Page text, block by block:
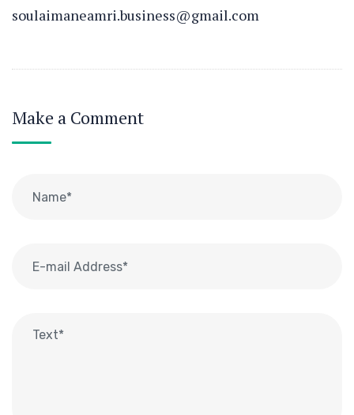
soulaimaneamri.business@gmail.com
Make a Comment